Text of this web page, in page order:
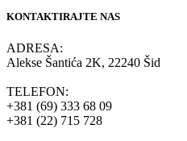
KONTAKTIRAJTE NAS
ADRESA:
Alekse Šantića 2K, 22240 Šid
TELEFON:
+381 (69) 333 68 09
+381 (22) 715 728